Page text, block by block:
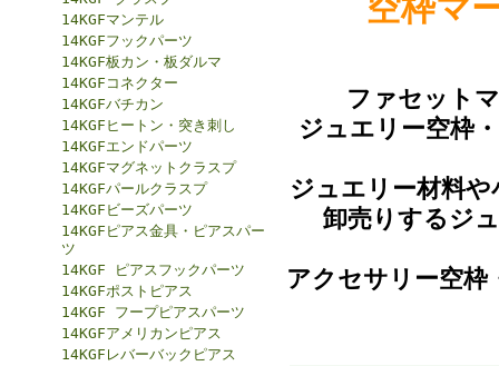
14KGFマンテル
14KGFフックパーツ
14KGF板カン・板ダルマ
14KGFコネクター
14KGFバチカン
14KGFヒートン・突き刺し
14KGFエンドパーツ
14KGFマグネットクラスプ
14KGFパールクラスプ
14KGFビーズパーツ
14KGFピアス金具・ピアスパー
ツ
14KGF ピアスフックパーツ
14KGFポストピアス
14KGF フープピアスパーツ
14KGFアメリカンピアス
14KGFレバーバックピアス
ファセット
ジュエリー空枠
ジュエリー材料
卸売りするジ
アクセサリー空枠